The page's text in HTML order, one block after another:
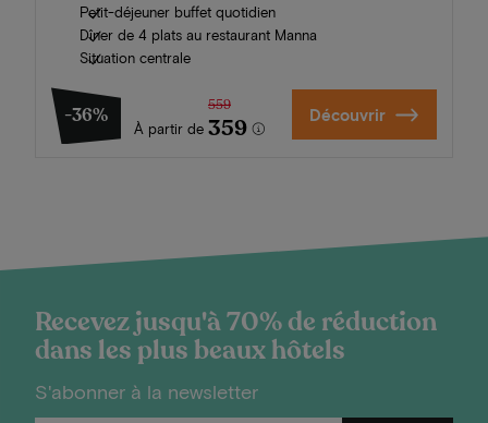
Petit-déjeuner buffet quotidien
Dîner de 4 plats au restaurant Manna
Situation centrale
-36%
À partir de
559
359 Découvrir
Recevez jusqu'à 70% de réduction
dans les plus beaux hôtels
S'abonner à la newsletter